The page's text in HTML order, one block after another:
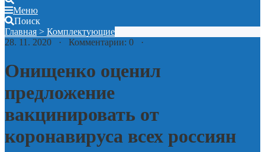
Меню
Поиск
Главная > Комплектующие
28. 11. 2020 · Комментарии: 0 ·
Онищенко оценил
предложение
вакцинировать от
коронавируса всех россиян